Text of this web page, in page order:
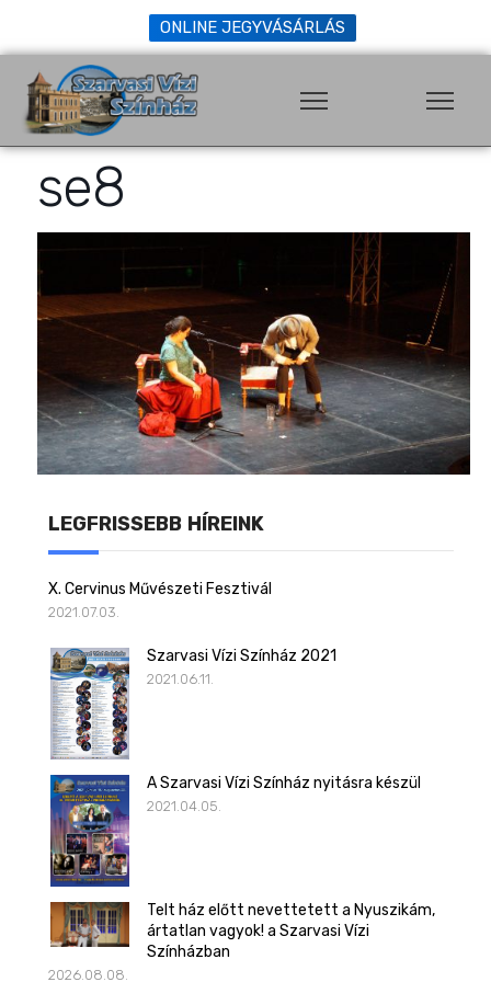
ONLINE JEGYVÁSÁRLÁS
se8
LEGFRISSEBB HÍREINK
X. Cervinus Művészeti Fesztivál
2021.07.03.
Szarvasi Vízi Színház 2021
2021.06.11.
A Szarvasi Vízi Színház nyitásra készül
2021.04.05.
Telt ház előtt nevettetett a Nyuszikám,
ártatlan vagyok! a Szarvasi Vízi
Színházban
2026.08.08.